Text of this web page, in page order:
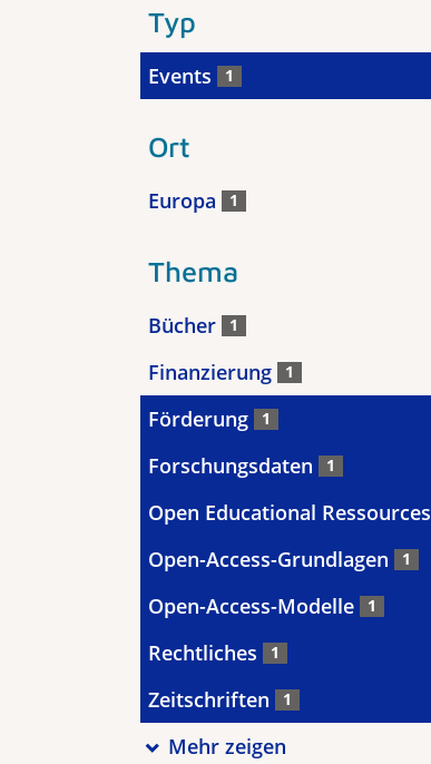
Typ
Events 1
Ort
Europa 1
Thema
Bücher 1
Finanzierung 1
Förderung 1
Forschungsdaten 1
Open Educational Ressources
Open-Access-Grundlagen 1
Open-Access-Modelle 1
Rechtliches 1
Zeitschriften 1
Mehr zeigen